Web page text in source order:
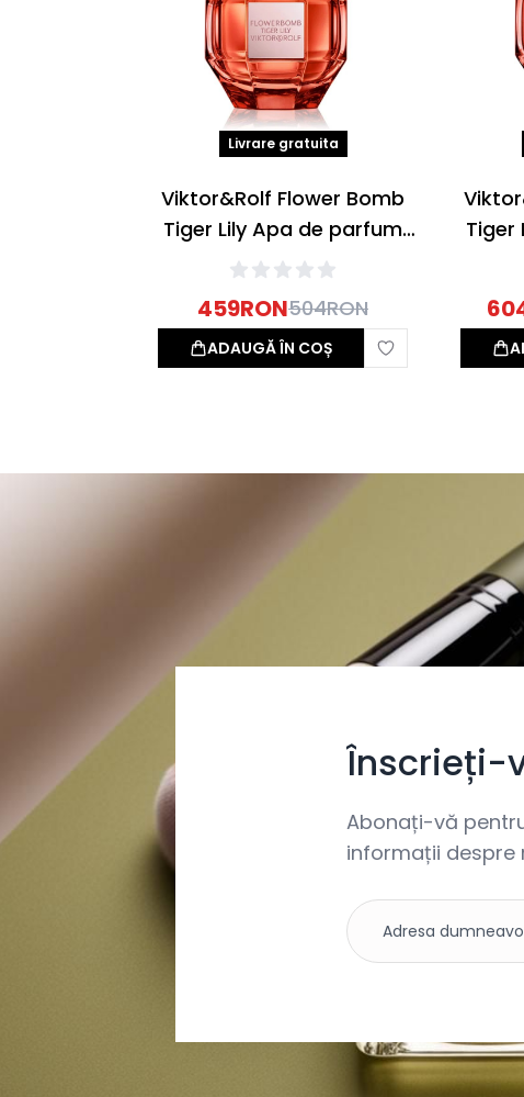
Livrare gratuita
Viktor&Rolf Flower Bomb
Tiger Lily Apa de parfum
50ml
459RON504RON
ADAUGĂ ÎN COȘ
Tiger
Înscrieți-
Abonați-vă
informații despre